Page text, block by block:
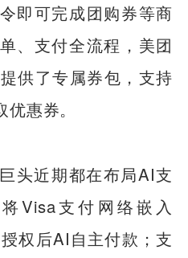
即可完成团购券等商
、支付全流程，美团
供了专属券包，支持
惠券。
头近期都在布局AI支
Visa支付网络嵌入
权后AI自主付款；支